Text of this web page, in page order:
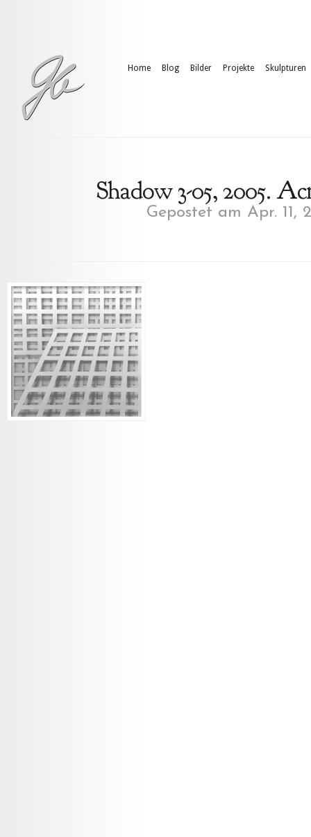
Home Blog Bilder Projekte Skulpturen
Shadow 3-05, 2005.
Gepostet am Apr. 11,